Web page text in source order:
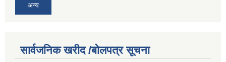
अन्य
सार्वजनिक खरीद /बोलपत्र सूचना